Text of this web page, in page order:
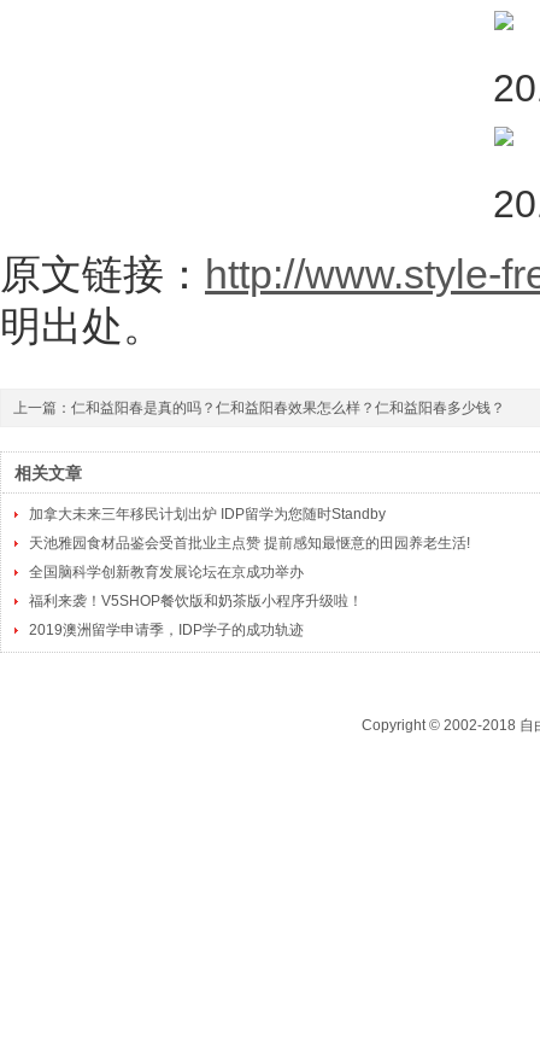
原文链接： http://www.style-
明出处。
上一篇： 仁和益阳春是真的吗？仁和益阳春效果怎么样？仁和益阳春多少钱？
相关文章
加拿大未来三年移民计划出炉 IDP留学为您随时Standby
天池雅园食材品鉴会受首批业主点赞 提前感知最惬意的田园养老生活!
全国脑科学创新教育发展论坛在京成功举办
福利来袭！V5SHOP餐饮版和奶茶版小程序升级啦！
2019澳洲留学申请季，IDP学子的成功轨迹
Copyright © 2002-2018 自